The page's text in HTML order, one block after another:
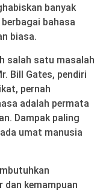
banyak
bahasa
biasa.
salah satu masalah
Bill Gates, pendiri
pernah
adalah permata
Dampak paling
umat manusia
dan kemampuan